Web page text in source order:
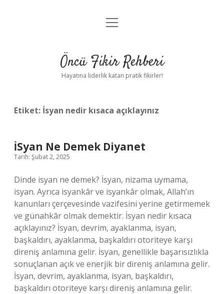
Anasayfa
Yasal Uyarı
menüyü
Öncü Fikir Rehberi
Hayatına liderlik katan pratik fikirler!
Etiket: İsyan nedir kısaca açıklayınız
İSyan Ne Demek Diyanet
Tarih: Şubat 2, 2025
Dinde isyan ne demek? İsyan, nizama uymama,
isyan. Ayrıca isyankâr ve isyankâr olmak, Allah’ın
kanunları çerçevesinde vazifesini yerine getirmemek
ve günahkâr olmak demektir. İsyan nedir kısaca
açıklayınız? İsyan, devrim, ayaklanma, isyan,
başkaldırı, ayaklanma, başkaldırı otoriteye karşı
direniş anlamına gelir. İsyan, genellikle başarısızlıkla
sonuçlanan açık ve enerjik bir direniş anlamına gelir.
İsyan, devrim, ayaklanma, isyan, başkaldırı,
başkaldırı otoriteye karşı direniş anlamına gelir.